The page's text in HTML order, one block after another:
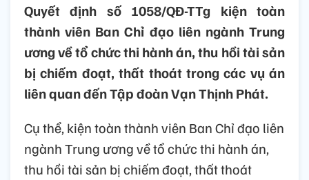
Quyết định số 1058/QĐ-TTg kiện toàn
thành viên Ban Chỉ đạo liên ngành Trung
ương về tổ chức thi hành án, thu hồi tài sản
bị chiếm đoạt, thất thoát trong các vụ án
liên quan đến Tập đoàn Vạn Thịnh Phát.
Cụ thể, kiện toàn thành viên Ban Chỉ đạo liên
ngành Trung ương về tổ chức thi hành án,
thu hồi tài sản bị chiếm đoạt, thất thoát